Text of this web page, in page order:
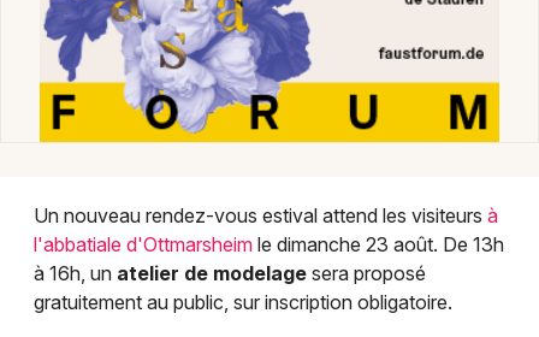
Manifestations en Alsace
Manifestations dans le Grand Est
Jeux concours
Newsletter des sorties
Un nouveau rendez-vous estival attend les visiteurs à
l'abbatiale d'Ottmarsheim le dimanche 23 août. De 13h
à 16h, un atelier de modelage sera proposé
gratuitement au public, sur inscription obligatoire.